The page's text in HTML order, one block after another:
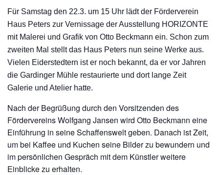
Für Samstag den 22.3. um 15 Uhr lädt der Förderverein
Haus Peters zur Vernissage der Ausstellung HORIZONTE
mit Malerei und Grafik von Otto Beckmann ein. Schon zum
zweiten Mal stellt das Haus Peters nun seine Werke aus.
Vielen Eiderstedtern ist er noch bekannt, da er vor Jahren
die Gardinger Mühle restaurierte und dort lange Zeit
Galerie und Atelier hatte.
Nach der Begrüßung durch den Vorsitzenden des
Fördervereins Wolfgang Jansen wird Otto Beckmann eine
Einführung in seine Schaffenswelt geben. Danach ist Zeit,
um bei Kaffee und Kuchen seine Bilder zu bewundern und
im persönlichen Gespräch mit dem Künstler weitere
Einblicke zu erhalten.